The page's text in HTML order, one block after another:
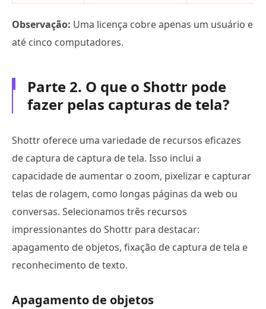
Observação: Uma licença cobre apenas um usuário e
até cinco computadores.
Parte 2. O que o Shottr pode
fazer pelas capturas de tela?
Shottr oferece uma variedade de recursos eficazes
de captura de captura de tela. Isso inclui a
capacidade de aumentar o zoom, pixelizar e capturar
telas de rolagem, como longas páginas da web ou
conversas. Selecionamos três recursos
impressionantes do Shottr para destacar:
apagamento de objetos, fixação de captura de tela e
reconhecimento de texto.
Apagamento de objetos